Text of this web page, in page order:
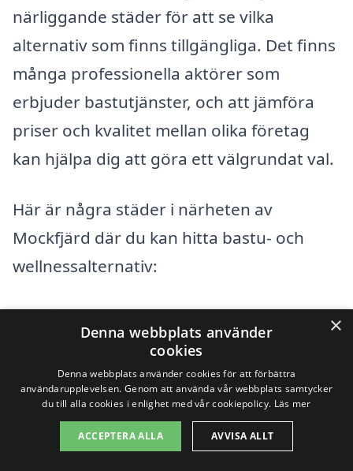
närliggande städer för att se vilka
alternativ som finns tillgängliga. Det finns
många professionella aktörer som
erbjuder bastutjänster, och att jämföra
priser och kvalitet mellan olika företag
kan hjälpa dig att göra ett välgrundat val.
Här är några städer i närheten av
Mockfjärd där du kan hitta bastu- och
wellnessalternativ:
Långshyttan
Mora
Rättvik
×
Denna webbplats använder
cookies
Denna webbplats använder cookies för att förbättra
användarupplevelsen. Genom att använda vår webbplats samtycker
du till alla cookies i enlighet med vår cookiepolicy. Läs mer
ACCEPTERA ALLA AVVISA ALLT